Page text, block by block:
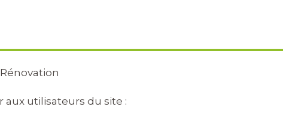
utilisateurs du site :